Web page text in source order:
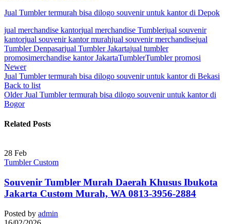
Jual Tumbler termurah bisa dilogo souvenir untuk kantor di Depok
jual merchandise kantorjual merchandise Tumblerjual souvenir
kantorjual souvenir kantor murahjual souvenir merchandisejual
Tumbler Denpasarjual Tumbler Jakartajual tumbler
promosimerchandise kantor JakartaTumblerTumbler promosi
Newer
Jual Tumbler termurah bisa dilogo souvenir untuk kantor di Bekasi
Back to list
Older Jual Tumbler termurah bisa dilogo souvenir untuk kantor di
Bogor
Related Posts
28 Feb
Tumbler Custom
Souvenir Tumbler Murah Daerah Khusus Ibukota
Jakarta Custom Murah, WA 0813-3956-2884
Posted by admin